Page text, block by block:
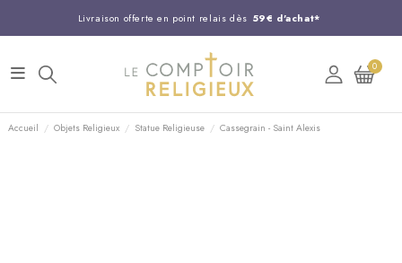
Livraison offerte en point relais dès 59€ d'achat*
Entreprise Française familiale
Support client disponible au 03 20 24 74 15
Commandez avant 14H, expédition le jour même !
0
Accueil Objets Religieux Statue Religieuse Cassegrain - Saint Alexis